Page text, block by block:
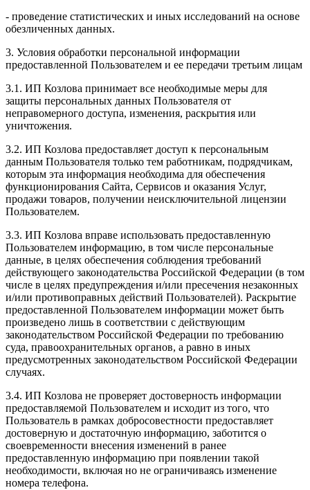
- проведение статистических и иных исследований на основе
обезличенных данных.
3. Условия обработки персональной информации
предоставленной Пользователем и ее передачи третьим лицам
3.1. ИП Козлова принимает все необходимые меры для
защиты персональных данных Пользователя от
неправомерного доступа, изменения, раскрытия или
уничтожения.
3.2. ИП Козлова предоставляет доступ к персональным
данным Пользователя только тем работникам, подрядчикам,
которым эта информация необходима для обеспечения
функционирования Сайта, Сервисов и оказания Услуг,
продажи товаров, получении неисключительной лицензии
Пользователем.
3.3. ИП Козлова вправе использовать предоставленную
Пользователем информацию, в том числе персональные
данные, в целях обеспечения соблюдения требований
действующего законодательства Российской Федерации (в том
числе в целях предупреждения и/или пресечения незаконных
и/или противоправных действий Пользователей). Раскрытие
предоставленной Пользователем информации может быть
произведено лишь в соответствии с действующим
законодательством Российской Федерации по требованию
суда, правоохранительных органов, а равно в иных
предусмотренных законодательством Российской Федерации
случаях.
3.4. ИП Козлова не проверяет достоверность информации
предоставляемой Пользователем и исходит из того, что
Пользователь в рамках добросовестности предоставляет
достоверную и достаточную информацию, заботится о
своевременности внесения изменений в ранее
предоставленную информацию при появлении такой
необходимости, включая но не ограничиваясь изменение
номера телефона.